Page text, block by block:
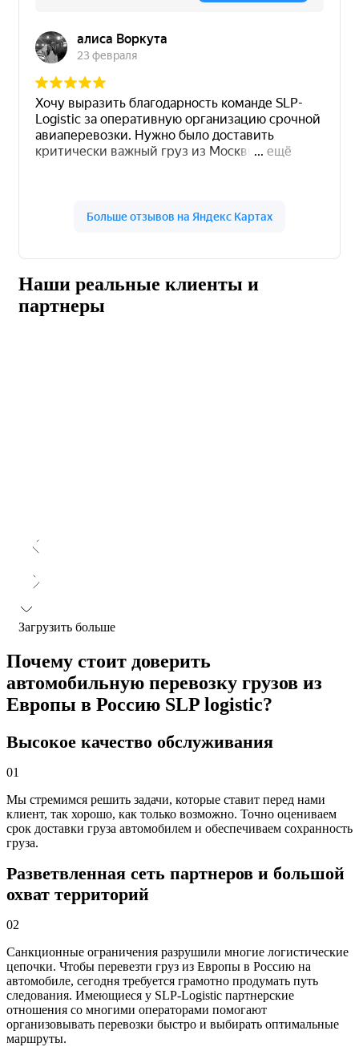
Наши реальные клиенты и
партнеры
Загрузить больше
Почему стоит доверить
автомобильную перевозку грузов из
Европы в Россию SLP logistic?
Высокое качество обслуживания
01
Мы стремимся решить задачи, которые ставит перед нами
клиент, так хорошо, как только возможно. Точно оцениваем
срок доставки груза автомобилем и обеспечиваем сохранность
груза.
Разветвленная сеть партнеров и большой
охват территорий
02
Санкционные ограничения разрушили многие логистические
цепочки. Чтобы перевезти груз из Европы в Россию на
автомобиле, сегодня требуется грамотно продумать путь
следования. Имеющиеся у SLP-Logistic партнерские
отношения со многими операторами помогают
организовывать перевозки быстро и выбирать оптимальные
маршруты.